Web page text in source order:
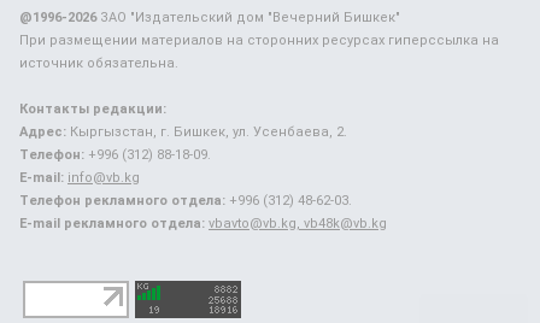
@1996-2026ЗАО "Издательский дом "Вечерний Бишкек"
При размещении материалов на сторонних ресурсах гиперссылка на
источник обязательна.
Контакты редакции:
Адрес: Кыргызстан, г. Бишкек, ул. Усенбаева, 2.
Телефон: +996 (312) 88-18-09.
E-mail: info@vb.kg
Телефон рекламного отдела: +996 (312) 48-62-03.
E-mail рекламного отдела: vbavto@vb.kg, vb48k@vb.kg